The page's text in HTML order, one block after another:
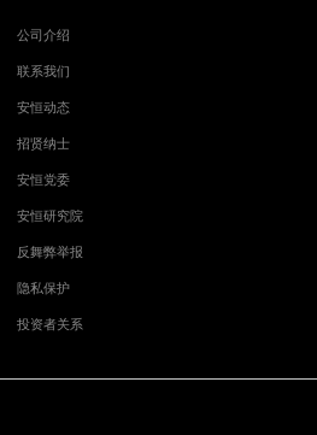
公司介绍
联系我们
安恒动态
招贤纳士
安恒党委
安恒研究院
反舞弊举报
隐私保护
投资者关系